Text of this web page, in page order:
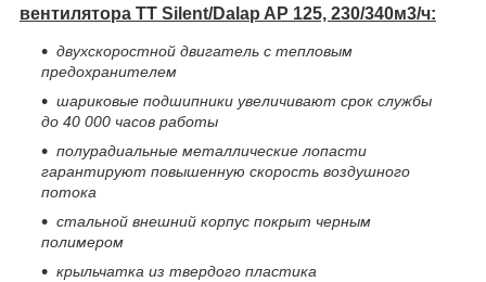
вентилятора TT Silent/Dalap AP 125, 230/340м3/ч:
двухскоростной двигатель с тепловым
предохранителем
шариковые подшипники увеличивают срок службы
до 40 000 часов работы
полурадиальные металлические лопасти
гарантируют повышенную скорость воздушного
потока
стальной внешний корпус покрыт черным
полимером
крыльчатка из твердого пластика